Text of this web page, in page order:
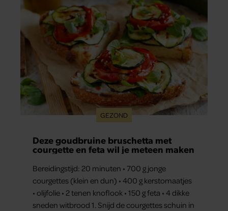
GEZOND
Deze goudbruine bruschetta met
courgette en feta wil je meteen maken
Bereidingstijd: 20 minuten • 700 g jonge
courgettes (klein en dun) • 400 g kerstomaatjes
• olijfolie • 2 tenen knoflook • 150 g feta • 4 dikke
sneden witbrood 1. Snijd de courgettes schuin in